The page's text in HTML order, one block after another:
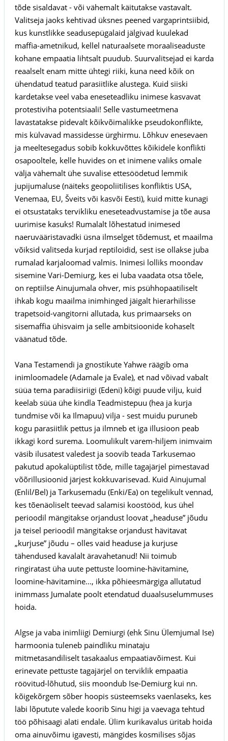
tõde sisaldavat - või vähemalt käitutakse vastavalt.
Valitseja jaoks kehtivad üksnes peened vargaprintsiibid,
kus kunstlikke seadusepügalaid jälgivad kuulekad
maffia-ametnikud, kellel naturaalsete moraaliseaduste
kohane empaatia lihtsalt puudub. Suurvalitsejad ei karda
reaalselt enam mitte ühtegi riiki, kuna need kõik on
ühendatud teatud parasiitlike alustega. Kuid siiski
kardetakse veel vaba eneseteadliku inimese kasvavat
protestiviha potentsiaali! Selle vastumeetmena
lavastatakse pidevalt kõikvõimalikke pseudokonflikte,
mis külvavad massidesse ürghirmu. Lõhkuv enesevaen
ja meeltesegadus sobib kokkuvõttes kõikidele konflikti
osapooltele, kelle huvides on et inimene valiks omale
välja vähemalt ühe suvalise ettesöödetud lemmik
jupijumaluse (näiteks geopoliitilises konfliktis USA,
Venemaa, EU, Šveits või kasvõi Eesti), kuid mitte kunagi
ei otsustataks tervikliku eneseteadvustamise ja tõe ausa
uurimise kasuks! Rumalalt lõhestatud inimesed
naeruvääristavadki üsna ilmselget tõdemust, et maailma
võiksid valitseda kurjad reptiloidid, sest ise ollakse juba
rumalad karjaloomad valmis. Inimesi lolliks moondav
sisemine Vari-Demiurg, kes ei luba vaadata otsa tõele,
on reptiilse Ainujumala ohver, mis psühhopaatiliselt
ihkab kogu maailma inimhinged jäigalt hierarhilisse
trapetsoid-vangitorni allutada, kus primaarseks on
sisemaffia ühisvaim ja selle ambitsioonide kohaselt
väänatud tõde.
Vana Testamendi ja gnostikute Yahwe räägib oma
inimloomadele (Adamale ja Evale), et nad võivad vabalt
süüa tema paradiisiriigi (Edeni) kõigi puude vilju, kuid
keelab süüa ühe kindla Teadmistepuu (hea ja kurja
tundmise või ka Ilmapuu) vilja - sest muidu puruneb
kogu parasiitlik pettus ja ilmneb et iga illusioon peab
ikkagi kord surema. Loomulikult varem-hiljem inimvaim
väsib ilusatest valedest ja soovib teada Tarkusemao
pakutud apokalüptilist tõde, mille tagajärjel pimestavad
võõrillusioonid järjest kokkuvarisevad. Kuid Ainujumal
(Enlil/Bel) ja Tarkusemadu (Enki/Ea) on tegelikult vennad,
kes tõenäoliselt teevad salamisi koostööd, kus ühel
perioodil mängitakse orjandust loovat „headuse” jõudu
ja teisel perioodil mängitakse orjandust hävitavat
„kurjuse” jõudu – olles vaid headuse ja kurjuse
tähendused kavalalt äravahetanud! Nii toimub
ringiratast üha uute pettuste loomine-hävitamine,
loomine-hävitamine..., ikka põhieesmärgiga allutatud
inimmass Jumalate poolt etendatud duaalsuselummuses
hoida.
Algse ja vaba inimliigi Demiurgi (ehk Sinu Ülemjumal Ise)
harmoonia tuleneb paindliku minataju
mitmetasandiliselt tasakaalus empaatiavõimest. Kui
erinevate pettuste tagajärjel on terviklik empaatia
röövitud-lõhutud, siis moondub Ise-Demiurg kui nn.
kõigekõrgem sõber hoopis süsteemseks vaenlaseks, kes
läbi lõputute valede koorib Sinu higi ja vaevaga tehtud
töö põhisaagi alati endale. Ülim kurikavalus üritab hoida
oma ainuvõimu igavesti, mängides kosmilises sõjas